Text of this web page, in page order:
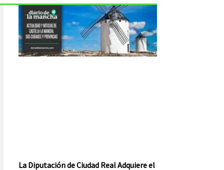
La Diputación de Ciudad Real Adquiere el